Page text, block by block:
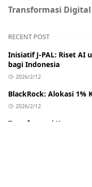
Transformasi Digital
RECENT POST
Inisiatif J-PAL: Riset AI
bagi Indonesia
2026/2/12
BlackRock: Alokasi 1%
2026/2/12
Transformasi